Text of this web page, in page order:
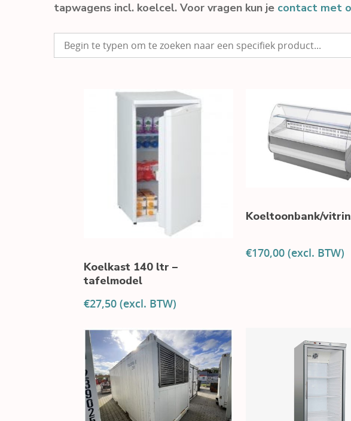
tapwagens incl. koelcel. Voor vragen kun je contact met
Koelkast 140 ltr –
tafelmodel
€27,50 (excl. BTW)
Koeltoonbank/
€170,00 (excl. BTW)